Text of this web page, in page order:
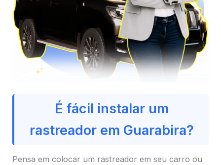
É fácil instalar um
rastreador em Guarabira?
Pensa em colocar um rastreador em seu carro ou